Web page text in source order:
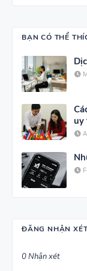
BẠN CÓ THỂ
uy
ĐĂNG NHẬN
0 Nhận xét